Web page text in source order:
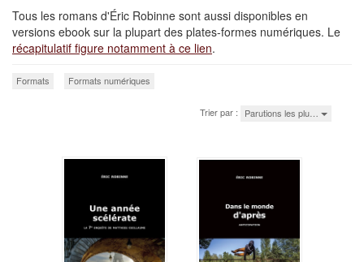
Tous les romans d'Éric Robinne sont aussi disponibles en
versions ebook sur la plupart des plates-formes numériques. Le
récapitulatif figure notamment à ce lien.
Formats Formats numériques
Trier par : Parutions les plu…